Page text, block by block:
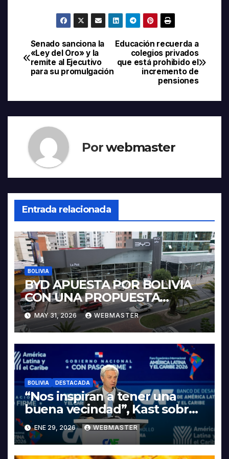
Navegación
de
Educación recuerda a
colegios privados
que está prohibido el
incremento de
pensiones
Senado sanciona la
«Ley del Oro» y la
remite al Ejecutivo
para su promulgación
Porwebmaster
Entrada relacionada
BOLIVIA
BYD APUESTA POR BOLIVIA
CON UNA PROPUESTA
INTEGRAL PARA IMPULSAR
LA ELECTROMOVILIDAD Y LA
INDUSTRIALIZACIÓN DEL
LITIO
MAY 31, 2026 WEBMASTER
BOLIVIA DESTACADA
“Nos inspiran a tener una
buena vecindad”, Kast sobre
discurso del presidente
Rodrigo Paz
ENE 29, 2026 WEBMASTER